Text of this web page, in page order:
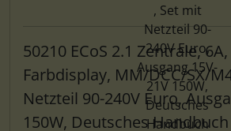
50210 ECoS 2.1 Zentrale, 6A,
Farbdisplay, MM/DCC/SX/
Netzteil 90-240V Euro,
150W, Deutsches Handbuch